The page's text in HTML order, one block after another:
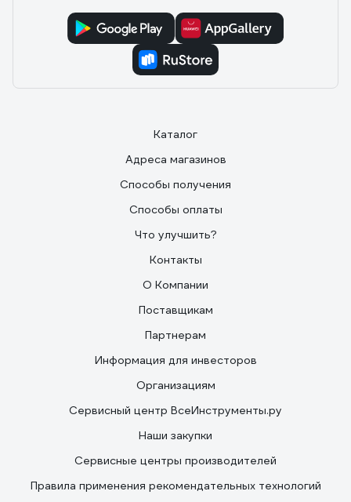
Каталог
Адреса магазинов
Способы получения
Способы оплаты
Что улучшить?
Контакты
О Компании
Поставщикам
Партнерам
Информация для инвесторов
Организациям
Сервисный центр ВсеИнструменты.ру
Наши закупки
Сервисные центры производителей
Правила применения рекомендательных технологий